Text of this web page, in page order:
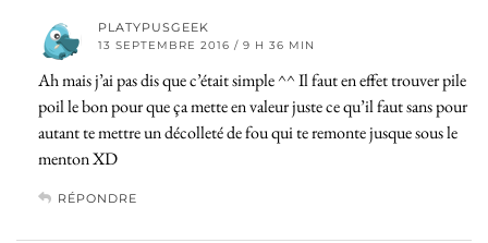
PLATYPUSGEEK
13 SEPTEMBRE 2016 / 9 H 36 MIN
Ah mais j’ai pas dis que c’était simple ^^ Il faut en effet trouver pile
poil le bon pour que ça mette en valeur juste ce qu’il faut sans pour
autant te mettre un décolleté de fou qui te remonte jusque sous le
menton XD
RÉPONDRE